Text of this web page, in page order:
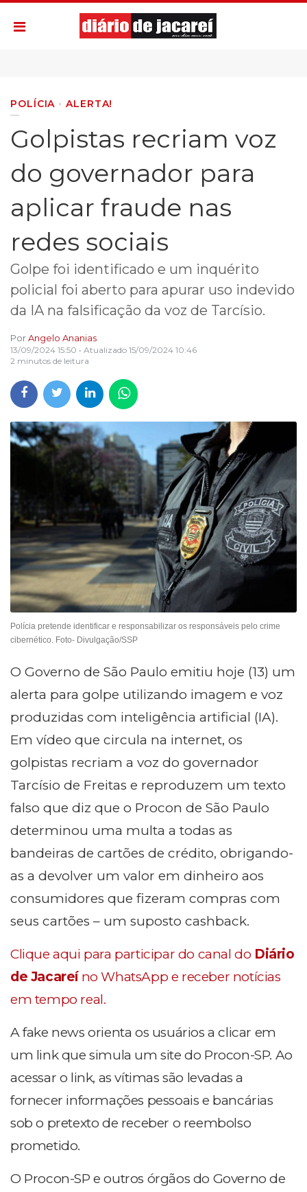
POLÍCIA ALERTA!
Golpistas recriam voz
do governador para
aplicar fraude nas
redes sociais
Golpe foi identificado e um inquérito
policial foi aberto para apurar uso indevido
da IA na falsificação da voz de Tarcísio.
PorAngelo Ananias
13/09/2024 15:50 • Atualizado 15/09/2024 10:46
2 minutos de leitura
Polícia pretende identificar e responsabilizar os responsáveis pelo crime
cibernético. Foto- Divulgação/SSP
O Governo de São Paulo emitiu hoje (13) um
alerta para golpe utilizando imagem e voz
produzidas com inteligência artificial (IA).
Em vídeo que circula na internet, os
golpistas recriam a voz do governador
Tarcísio de Freitas e reproduzem um texto
falso que diz que o Procon de São Paulo
determinou uma multa a todas as
bandeiras de cartões de crédito, obrigando-
as a devolver um valor em dinheiro aos
consumidores que fizeram compras com
seus cartões – um suposto cashback.
Clique aqui para participar do canal do Diário
de Jacareíno WhatsApp e receber notícias
em tempo real.
A fake news orienta os usuários a clicar em
um link que simula um site do Procon-SP. Ao
acessar o link, as vítimas são levadas a
fornecer informações pessoais e bancárias
sob o pretexto de receber o reembolso
prometido.
O Procon-SP e outros órgãos do Governo de